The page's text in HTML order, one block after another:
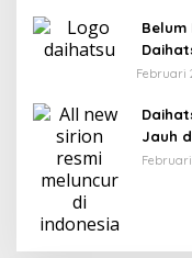
Belum
Februari
Jauh
Februari